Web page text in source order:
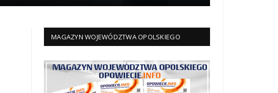
MAGAZYN WOJEWÓDZTWA OPOLSKIEGO